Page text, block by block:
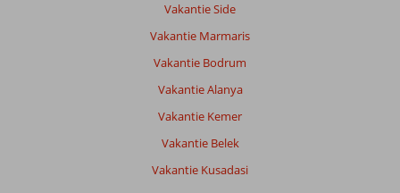
Vakantie Side
Vakantie Marmaris
Vakantie Bodrum
Vakantie Alanya
Vakantie Kemer
Vakantie Belek
Vakantie Kusadasi